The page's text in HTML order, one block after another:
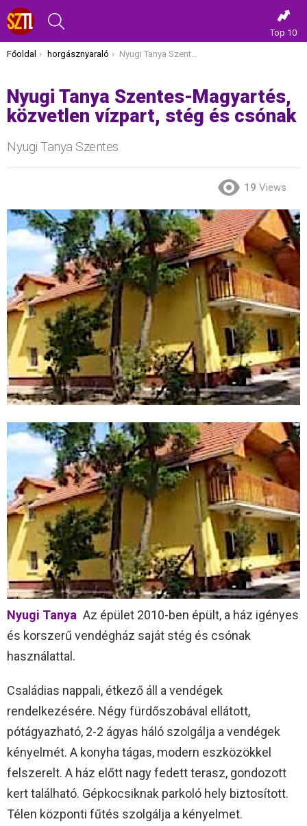
Top 10
Itt vagy most:
Főoldal horgásznyaraló Nyugi Tanya Szentes-Magyartés, közvetlen vízpart, stég és csónak
Nyugi Tanya Szentes-Magyartés,
közvetlen vízpart, stég és csónak
Nyugi Tanya Szentes
19 Views
Nyugi Tanya Az épület 2010-ben épült, a ház igényes
és korszerű vendégház saját stég és csónak
használattal.
Családias nappali, étkező áll a vendégek
rendelkezésére. Négy fürdőszobával ellátott,
pótágyazható, 2-2 ágyas háló szolgálja a vendégek
kényelmét. A konyha tágas, modern eszközökkel
felszerelt. A ház előtt nagy fedett terasz, gondozott
kert található. Gépkocsiknak parkoló hely biztosított.
Télen központi fűtés szolgálja a kényelmet.